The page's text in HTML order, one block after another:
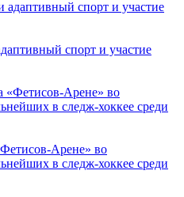
спорт и участие
Арене» во
в следж-хоккее среди